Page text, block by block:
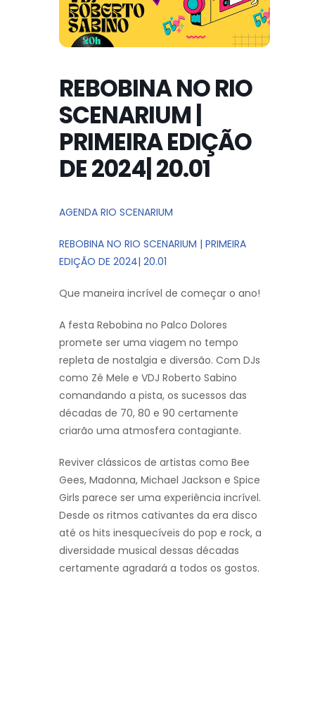
REBOBINA NO RIO
SCENARIUM |
PRIMEIRA EDIÇÃO
DE 2024| 20.01
AGENDA RIO SCENARIUM
REBOBINA NO RIO SCENARIUM | PRIMEIRA
EDIÇÃO DE 2024| 20.01
Que maneira incrível de começar o ano!
A festa Rebobina no Palco Dolores
promete ser uma viagem no tempo
repleta de nostalgia e diversão. Com DJs
como Zé Mele e VDJ Roberto Sabino
comandando a pista, os sucessos das
décadas de 70, 80 e 90 certamente
criarão uma atmosfera contagiante.
Reviver clássicos de artistas como Bee
Gees, Madonna, Michael Jackson e Spice
Girls parece ser uma experiência incrível.
Desde os ritmos cativantes da era disco
até os hits inesquecíveis do pop e rock, a
diversidade musical dessas décadas
certamente agradará a todos os gostos.